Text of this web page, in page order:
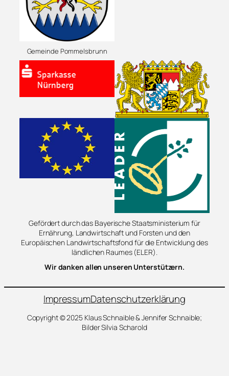
Gemeinde Pommelsbrunn
Gefördert durch das Bayerische Staatsministerium für
Ernährung, Landwirtschaft und Forsten und den
Europäischen Landwirtschaftsfond für die Entwicklung des
ländlichen Raumes (ELER).
Wir danken allen unseren Unterstützern.
ImpressumDatenschutzerklärung
Copyright © 2025 Klaus Schnaible & Jennifer Schnaible;
Bilder Silvia Scharold